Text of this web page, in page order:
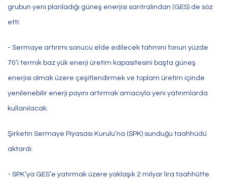
grubun yeni planladığı güneş enerjisi santralından (GES) de söz
etti:
- Sermaye artırımı sonucu elde edilecek tahmini fonun yüzde
70’i termik baz yük enerji üretim kapasitesini başta güneş
enerjisi olmak üzere çeşitlendirmek ve toplam üretim içinde
yenilenebilir enerji payını artırmak amacıyla yeni yatırımlarda
kullanılacak.
Şirketin Sermaye Piyasası Kurulu’na (SPK) sunduğu taahhüdü
aktardı:
- SPK’ya GES’e yatırmak üzere yaklaşık 2 milyar lira taahhütte